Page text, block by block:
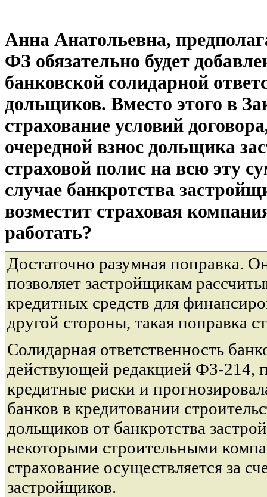
Анна Анатольевна,
ФЗ обязательно будет
банковской солидарной
дольщиков. Вместо этого в
страхование условий
очередной взнос дольщика
страховой полис на всю эту
случае банкротства
возместит страховая
работать?
Достаточно разумная поправка.
позволяет застройщикам
кредитных средств для
другой стороны, такая поправка
Солидарная ответственность
действующей редакцией ФЗ-214,
кредитные риски и
банков в кредитовании
дольщиков от банкротства
некоторыми строительными
страхование осуществляется за
застройщиков.